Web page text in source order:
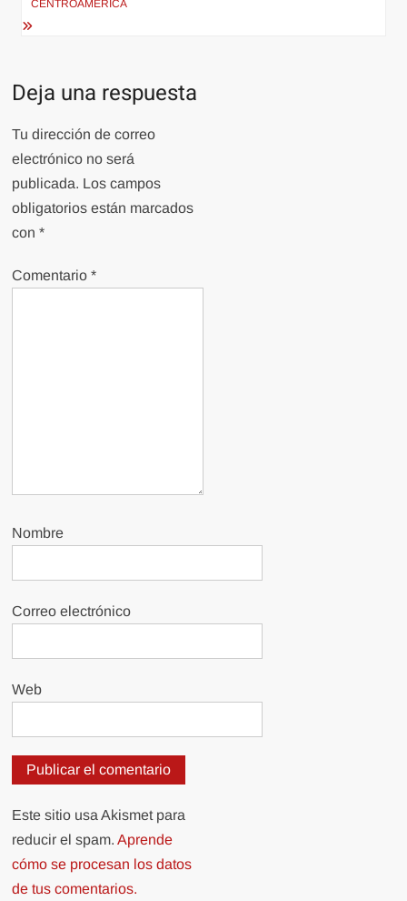
CENTROAMÉRICA
Deja una respuesta
Tu dirección de correo
electrónico no será
publicada. Los campos
obligatorios están marcados
con*
Comentario*
Nombre
Correo electrónico
Web
Este sitio usa Akismet para
reducir el spam.Aprende
cómo se procesan los datos
de tus comentarios.